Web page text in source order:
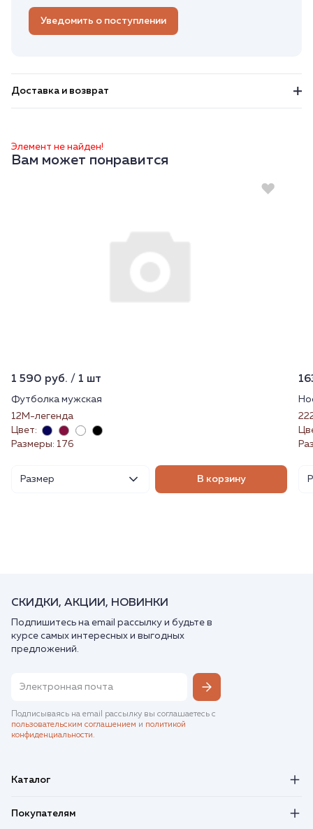
Уведомить о поступлении
Доставка и возврат
Элемент не найден!
Вам может понравится
1 590 руб. / 1 шт
Футболка мужская
12М-легенда
Цвет:
Размеры: 176
Размер В корзину
СКИДКИ, АКЦИИ, НОВИНКИ
Подпишитесь на email рассылку и будьте в
курсе самых интересных и выгодных
предложений.
Подписываясь на email рассылку вы соглашаетесь с
пользовательским соглашением и политикой
конфиденциальности.
Каталог
Покупателям